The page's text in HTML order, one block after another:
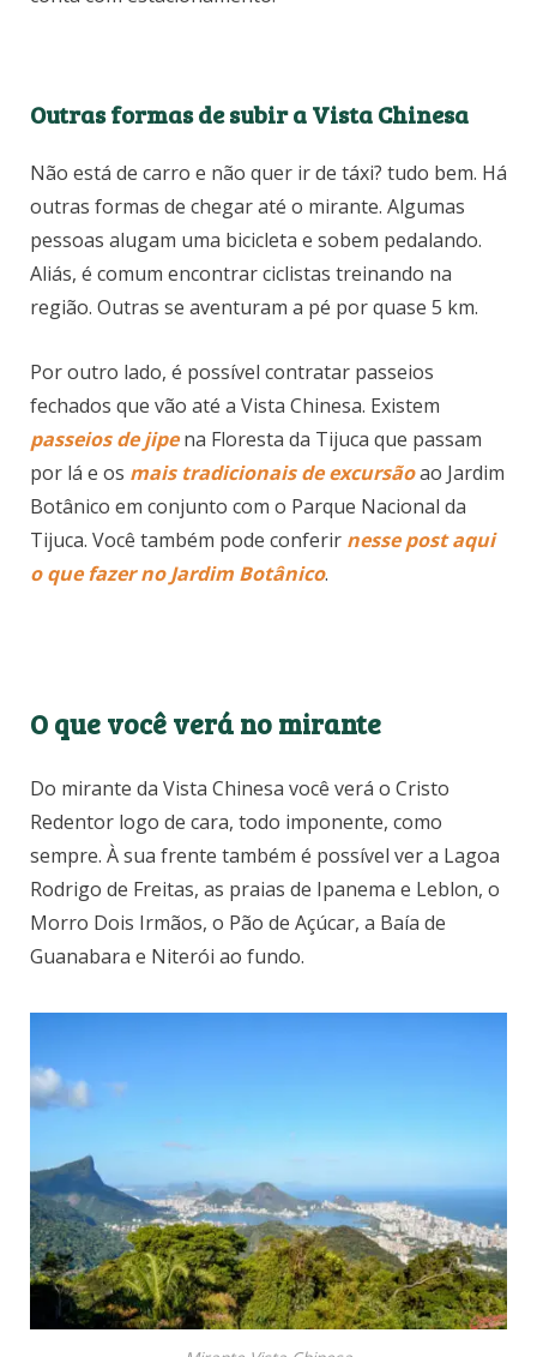
Outras formas de subir a Vista Chinesa
Não está de carro e não quer ir de táxi? tudo bem. Há
outras formas de chegar até o mirante. Algumas
pessoas alugam uma bicicleta e sobem pedalando.
Aliás, é comum encontrar ciclistas treinando na
região. Outras se aventuram a pé por quase 5 km.
Por outro lado, é possível contratar passeios
fechados que vão até a Vista Chinesa. Existem
passeios de jipena Floresta da Tijuca que passam
por lá e os mais tradicionais de excursãoao Jardim
Botânico em conjunto com o Parque Nacional da
Tijuca. Você também pode conferir nesse post aqui
o que fazer no Jardim Botânico.
O que você verá no mirante
Do mirante da Vista Chinesa você verá o Cristo
Redentor logo de cara, todo imponente, como
sempre. À sua frente também é possível ver a Lagoa
Rodrigo de Freitas, as praias de Ipanema e Leblon, o
Morro Dois Irmãos, o Pão de Açúcar, a Baía de
Guanabara e Niterói ao fundo.